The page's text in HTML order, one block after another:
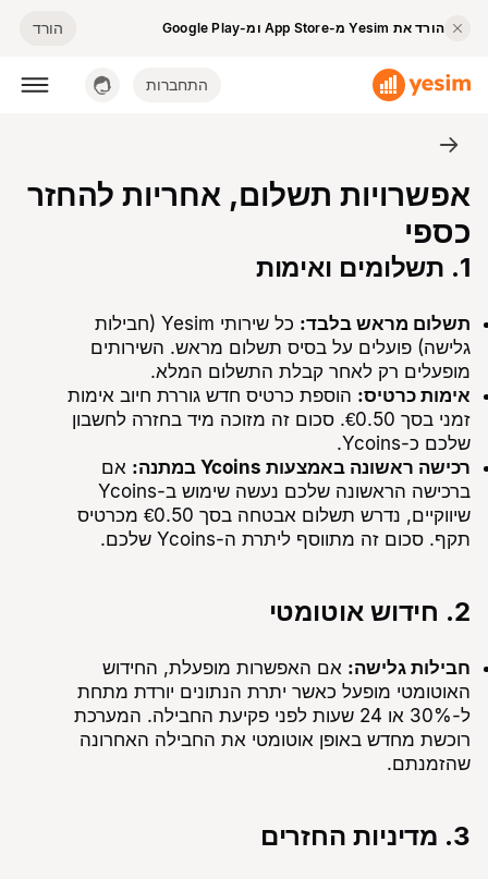
הורד את Yesim מ-App Store ומ-Google Play הורד
התחברות
אפשרויות תשלום, אחריות להחזר
כספי
1. תשלומים ואימות
תשלום מראש בלבד:
כל שירותי Yesim (חבילות
גלישה) פועלים על בסיס תשלום מראש. השירותים
מופעלים רק לאחר קבלת התשלום המלא.
אימות כרטיס: הוספת כרטיס חדש גוררת חיוב אימות
זמני בסך €0.50. סכום זה מזוכה מיד בחזרה לחשבון
שלכם כ-Ycoins.
רכישה ראשונה באמצעות Ycoins במתנה:
אם
ברכישה הראשונה שלכם נעשה שימוש ב-Ycoins
שיווקיים, נדרש תשלום אבטחה בסך €0.50 מכרטיס
תקף. סכום זה מתווסף ליתרת ה-Ycoins שלכם.
2. חידוש אוטומטי
חבילות גלישה: אם האפשרות מופעלת, החידוש
האוטומטי מופעל כאשר יתרת הנתונים יורדת מתחת
ל-30% או 24 שעות לפני פקיעת החבילה. המערכת
רוכשת מחדש באופן אוטומטי את החבילה האחרונה
שהזמנתם.
3. מדיניות החזרים